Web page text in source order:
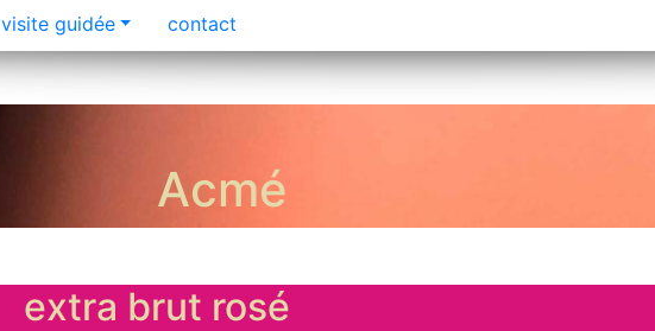
visite guidée contact
Acmé
extra brut rosé